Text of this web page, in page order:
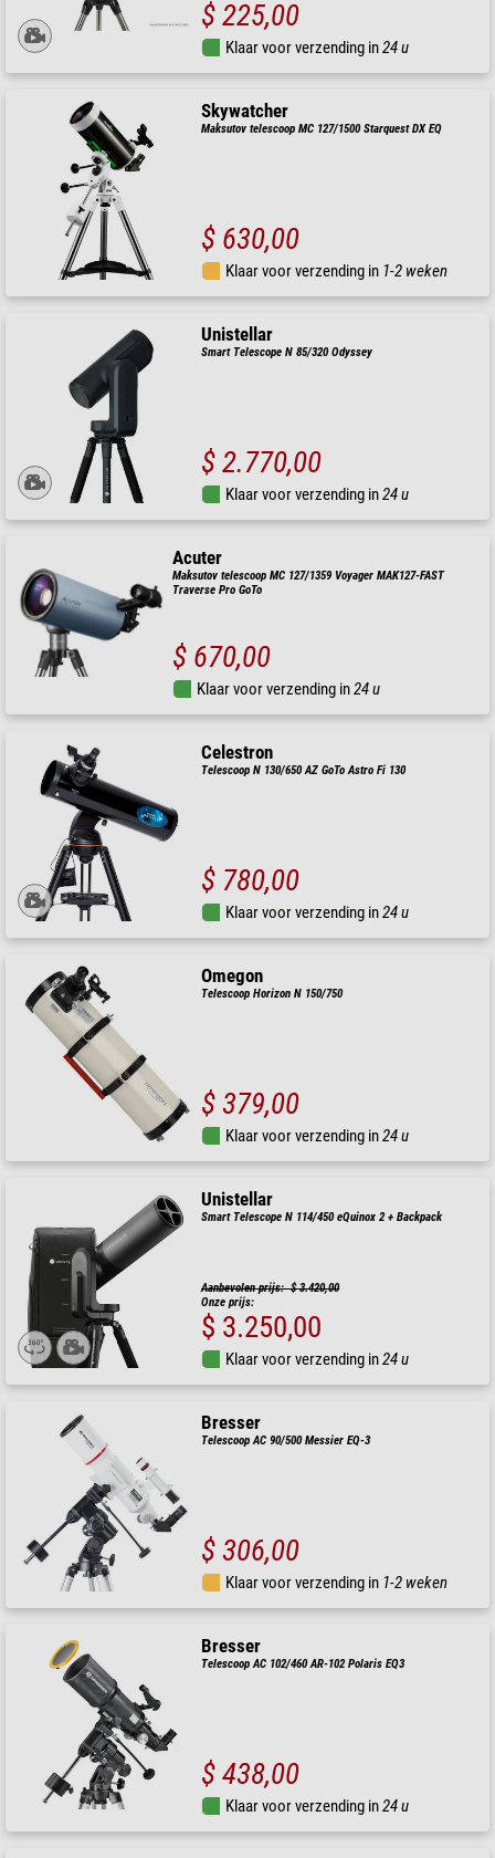
$ 225,00
Klaar voor verzending in24 u
Skywatcher
Maksutov telescoop MC 127/1500 Starquest DX EQ
$ 630,00
Klaar voor verzending in 1-2 weken
Unistellar
Smart Telescope N 85/320 Odyssey
$ 2.770,00
Klaar voor verzending in24 u
Acuter
Maksutov telescoop MC 127/1359 Voyager MAK127-FAST
Traverse Pro GoTo
$ 670,00
Klaar voor verzending in24 u
Celestron
Telescoop N 130/650 AZ GoTo Astro Fi 130
$ 780,00
Klaar voor verzending in24 u
Omegon
Telescoop Horizon N 150/750
$ 379,00
Klaar voor verzending in24 u
Unistellar
Smart Telescope N 114/450 eQuinox 2 + Backpack
Aanbevolen prijs: $ 3.420,00
Onze prijs:
$ 3.250,00
Klaar voor verzending in24 u
Bresser
Telescoop AC 90/500 Messier EQ-3
$ 306,00
Klaar voor verzending in 1-2 weken
Bresser
Telescoop AC 102/460 AR-102 Polaris EQ3
$ 438,00
Klaar voor verzending in24 u